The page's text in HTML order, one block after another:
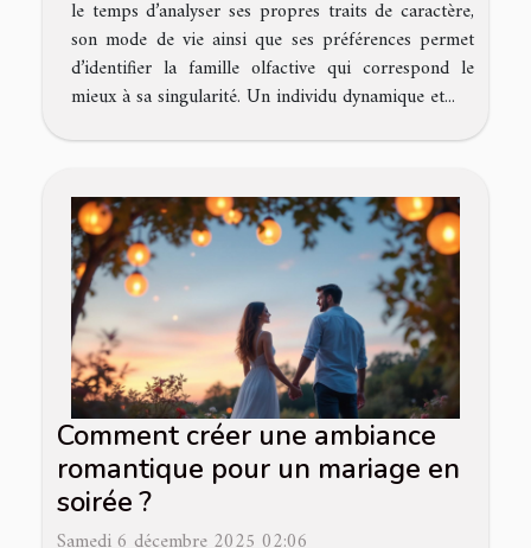
le temps d’analyser ses propres traits de caractère,
son mode de vie ainsi que ses préférences permet
d’identifier la famille olfactive qui correspond le
mieux à sa singularité. Un individu dynamique et...
Comment créer une ambiance
romantique pour un mariage en
soirée ?